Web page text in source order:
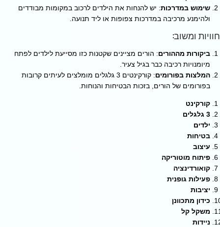
שימוש במדרכות: יש להנחות את הילדים לרכוב במקומות מבודדים
ולהימנע מרכיבה במדרכות צפופות או ליד תנועה.
חוויות ומשוב:
ביקורות מההורים: הורים מציינים שקטנות כזו מסייעת לילדים לפתח
מיומנויות רכיבה כבר בגיל צעיר.
המלצות בפורומים
: קורקינטים 3 גלגלים מומלצים לעיתים קרובות
בפורומים של הורים, בזכות הבטיחות והנוחות.
קורקינט
3 גלגלים
ילדים
בטיחות
עיצוב
פיתוח מוטוריקה
קואורדינציה
פעילות גופנית
יציבות
כידון מתכוונן
משקל קל
ניידות